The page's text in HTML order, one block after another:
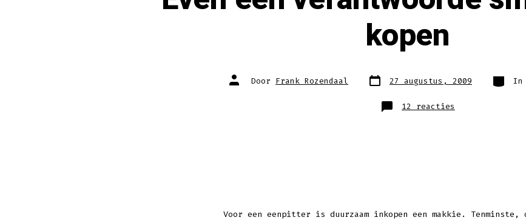
kopen
Auteur
van Door Frank Rozendaal Berichtdatum
27 augustus, 2009 In
12 reacties
Even
Voor een eenpitter is duurzaam inkopen een makkie.